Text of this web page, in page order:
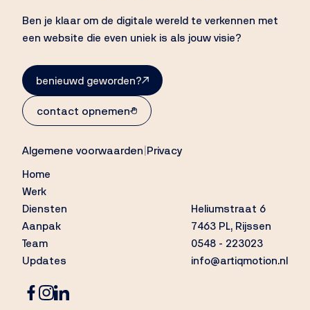
Ben je klaar om de digitale wereld te verkennen met
een website die even uniek is als jouw visie?
benieuwd geworden?
contact opnemen
Algemene voorwaarden|Privacy
Home
Werk
Diensten
Aanpak
Team
Updates
Heliumstraat 6
7463 PL, Rijssen
0548 - 223023
info@artiqmotion.nl